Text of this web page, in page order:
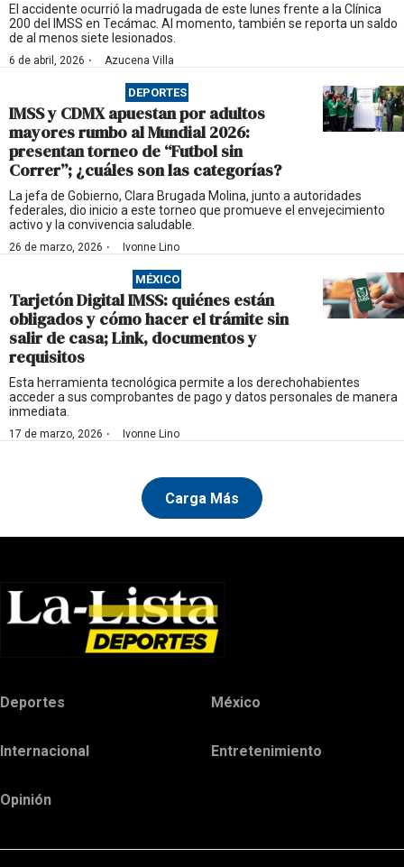
El accidente ocurrió la madrugada de este lunes frente a la Clínica
200 del IMSS en Tecámac. Al momento, también se reporta un saldo
de al menos siete lesionados.
6 de abril, 2026 · Azucena Villa
DEPORTES
IMSS y CDMX apuestan por adultos
mayores rumbo al Mundial 2026:
presentan torneo de “Futbol sin
Correr”; ¿cuáles son las categorías?
La jefa de Gobierno, Clara Brugada Molina, junto a autoridades
federales, dio inicio a este torneo que promueve el envejecimiento
activo y la convivencia saludable.
26 de marzo, 2026 · Ivonne Lino
MÉXICO
Tarjetón Digital IMSS: quiénes están
obligados y cómo hacer el trámite sin
salir de casa; Link, documentos y
requisitos
Esta herramienta tecnológica permite a los derechohabientes
acceder a sus comprobantes de pago y datos personales de manera
inmediata.
17 de marzo, 2026 · Ivonne Lino
Carga Más
Deportes México
Internacional Entretenimiento
Opinión